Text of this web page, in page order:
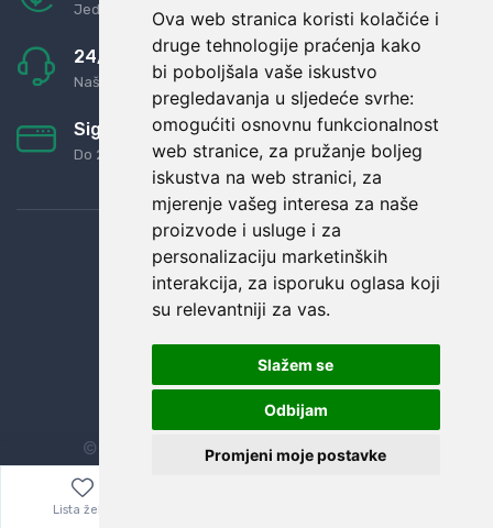
Ova web stranica koristi kolačiće i
druge tehnologije praćenja kako
bi poboljšala vaše iskustvo
pregledavanja u sljedeće svrhe:
omogućiti osnovnu funkcionalnost
web stranice, za pružanje boljeg
iskustva na web stranici, za
mjerenje vašeg interesa za naše
proizvode i usluge i za
personalizaciju marketinških
interakcija, za isporuku oglasa koji
su relevantniji za vas.
Slažem se
Odbijam
Promjeni moje postavke
Jednostavno pravilo: Roba za novac
24/7 odlična podrška
Naši agenti uvijek na raspolaganju
Sigurno obročno plaćanje
Do 24 rata bez kamata
© Sva prava zadržana. Dopi grupa d.o.o.
Lista želja